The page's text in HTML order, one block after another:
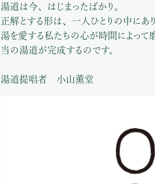
湯道は今、はじまったばかり。
正解とする形は、一人ひとりの中にあり
湯を愛する私たちの心が時間によっ
当の湯道が完成するのです。
湯道提唱者 小山薫堂